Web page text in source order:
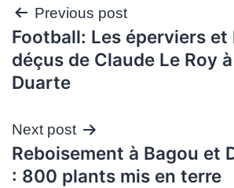
Navigation
de
l’article
Previous post
Football: Les éperviers et
déçus de Claude Le Roy
Duarte
Next post
Reboisement à Bagou et
: 800 plants mis en terre